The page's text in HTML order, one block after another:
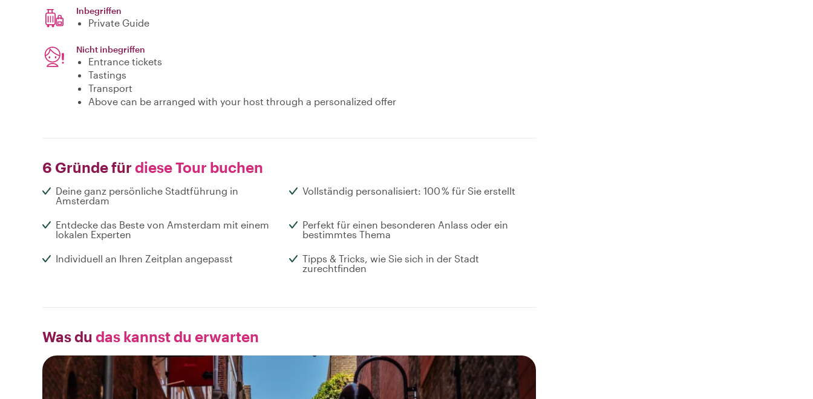
Inbegriffen
Private Guide
Nicht inbegriffen
Entrance tickets
Tastings
Transport
Above can be arranged with your host through a personalized offer
6 Gründe für diese Tour buchen
Deine ganz persönliche Stadtführung in
Amsterdam
Vollständig personalisiert: 100 % für Sie erstellt
Entdecke das Beste von Amsterdam mit einem
lokalen Experten
Perfekt für einen besonderen Anlass oder ein
bestimmtes Thema
Individuell an Ihren Zeitplan angepasst
Tipps & Tricks, wie Sie sich in der Stadt
zurechtfinden
Was du das kannst du erwarten